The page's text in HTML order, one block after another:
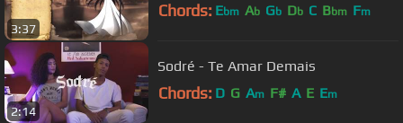
3:37
Chords: Ebm Ab Gb Db C Bbm Fm
2:14
Sodré - Te Amar Demais
Chords: D G Am F# A E Em